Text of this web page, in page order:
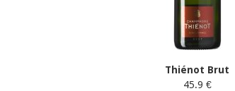
Thiénot Brut
45.9 €